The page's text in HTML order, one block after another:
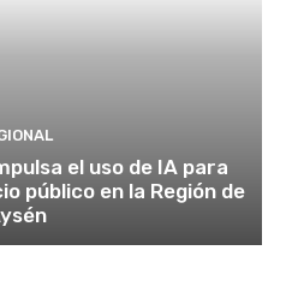
el uso de IA para
público en la Región de